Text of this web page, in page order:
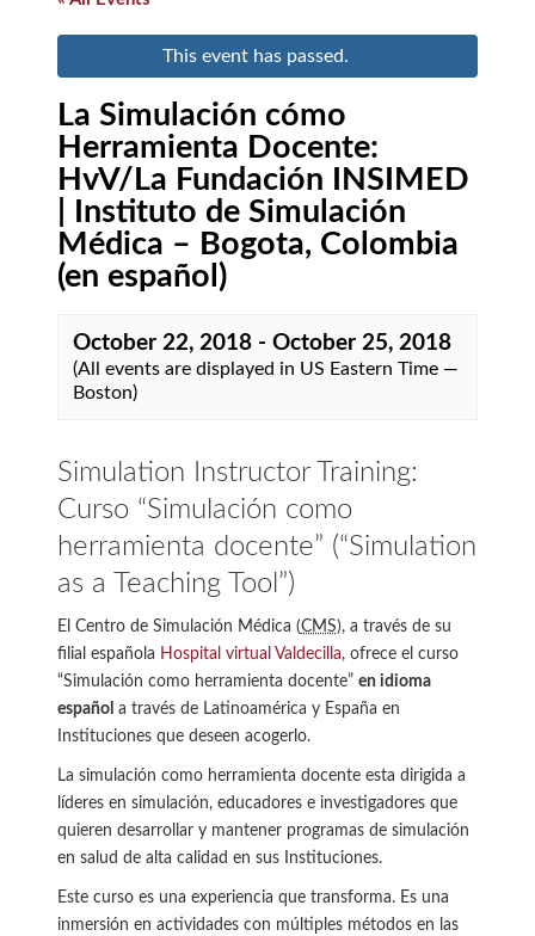
This event has passed.
La Simulación cómo
Herramienta Docente:
HvV/La Fundación INSIMED
| Instituto de Simulación
Médica – Bogota, Colombia
(en español)
October 22, 2018- October 25, 2018
(All events are displayed in US Eastern Time —
Boston)
Simulation Instructor Training:
Curso “Simulación como
herramienta docente” (“Simulation
as a Teaching Tool”)
El Centro de Simulación Médica (CMS), a través de su
filial española Hospital virtual Valdecilla, ofrece el curso
“Simulación como herramienta docente” en idioma
español a través de Latinoamérica y España en
Instituciones que deseen acogerlo.
La simulación como herramienta docente esta dirigida a
líderes en simulación, educadores e investigadores que
quieren desarrollar y mantener programas de simulación
en salud de alta calidad en sus Instituciones.
Este curso es una experiencia que transforma. Es una
inmersión en actividades con múltiples métodos en las